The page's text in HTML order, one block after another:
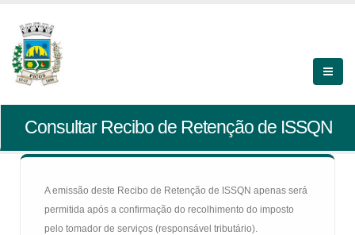
Consultar Recibo de Retenção de ISSQN
A emissão deste Recibo de Retenção de ISSQN apenas será
permitida após a confirmação do recolhimento do imposto
pelo tomador de serviços (responsável tributário).